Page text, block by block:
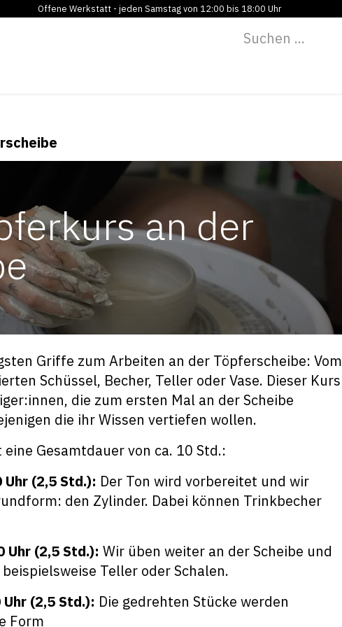
Offene Werkstatt - jeden Samstag von 12:00 bis 18:00 Uhr
an der
Griffe zum Arbeiten an der Töpferscheibe: Vom
Schüssel, Becher, Teller oder Vase. Dieser Kurs
die zum ersten Mal an der Scheibe
die ihr Wissen vertiefen wollen.
Gesamtdauer von ca. 10 Std.:
(2,5 Std.): Der Ton wird vorbereitet und wir
den Zylinder. Dabei können Trinkbecher
Uhr (2,5 Std.): Wir üben weiter an der Scheibe und
Teller oder Schalen.
(2,5 Std.): Die gedrehten Stücke werden
Form